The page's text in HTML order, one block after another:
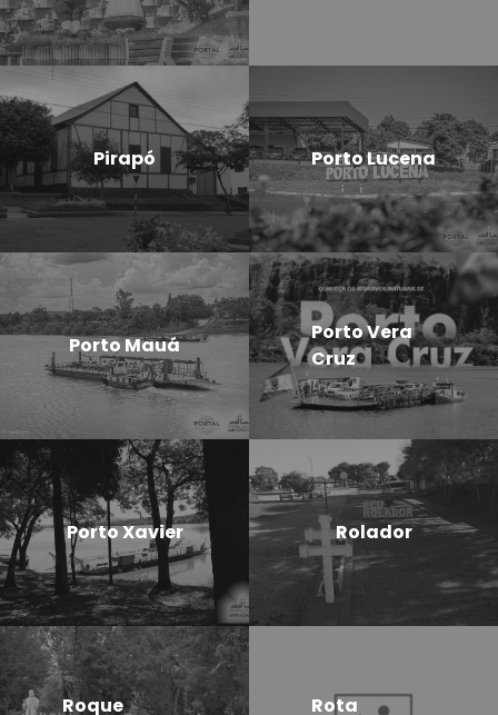
Pirapó Porto Lucena
Porto Mauá
Porto Vera
Cruz
Porto Xavier Rolador
Roque Rota